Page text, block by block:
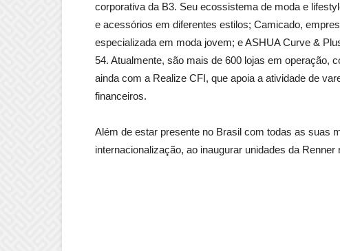
corporativa da B3. Seu ecossistema de moda e
e acessórios em diferentes estilos; Camicado,
especializada em moda jovem; e ASHUA Curve &
54. Atualmente, são mais de 600 lojas em operação,
ainda com a Realize CFI, que apoia a atividade de
financeiros.
Além de estar presente no Brasil com todas as suas
internacionalização, ao inaugurar unidades da